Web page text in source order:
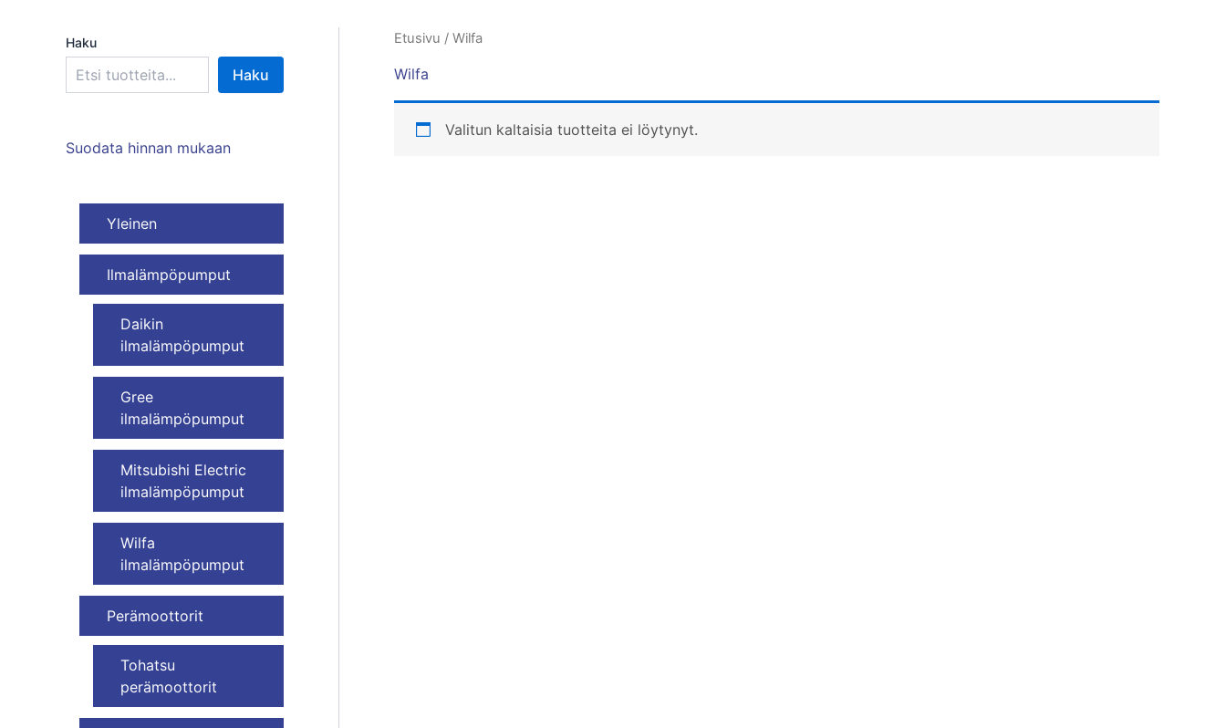
Haku
Haku
Suodata hinnan mukaan
Yleinen
Ilmalämpöpumput
Daikin
ilmalämpöpumput
Gree
ilmalämpöpumput
Mitsubishi Electric
ilmalämpöpumput
Wilfa
ilmalämpöpumput
Perämoottorit
Tohatsu
perämoottorit
Etusivu / Wilfa
Wilfa
Valitun kaltaisia tuotteita ei löytynyt.